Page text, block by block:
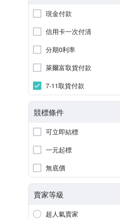
現金付款
信用卡一次付清
分期0利率
萊爾富取貨付款
7-11取貨付款
競標條件
可立即結標
一元起標
無底價
賣家等級
超人氣賣家